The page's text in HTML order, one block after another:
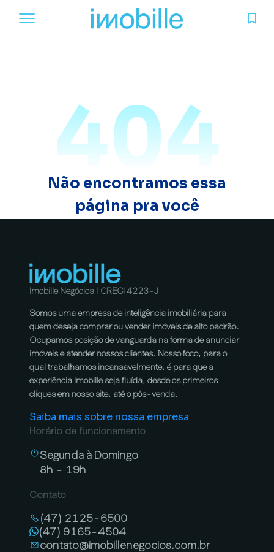
404
Não encontramos essa
página pra você
Imobille Negócios | CRECI 4223-J
Somos uma empresa de inteligência imobiliária para
quem deseja comprar ou vender imóveis de alto padrão.
Ocupamos posição de vanguarda na forma de anunciar
imóveis e atender nossos clientes. Nosso foco, para o
qual trabalhamos incansavelmente, é para que a
experiência Imobille seja fluída, desde os primeiros
cliques em nosso site, até o pós-venda.
Saiba mais sobre nossa empresa
Horário de funcionamento
Segunda à Domingo
8h - 19h
Contato
(47) 2125-6500
(47) 9165-4504
contato@imobillenegocios.com.br